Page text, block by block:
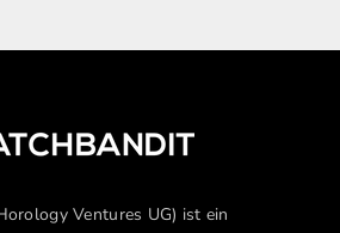
Ventures UG) ist ein